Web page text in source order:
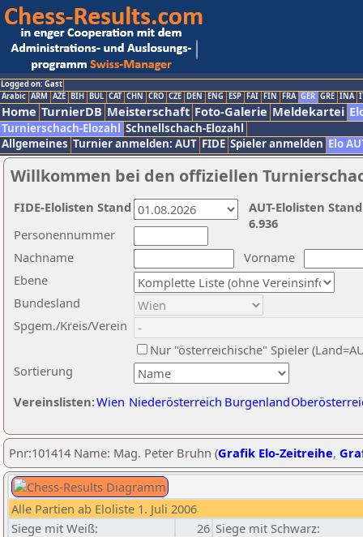
Logged on: Gast
Arabic ARM AZE BIH BUL CAT CHN CRO CZE DEN ENG ESP FAI FIN FRA GER GRE INA
Home TurnierDB Meisterschaft Foto-Galerie Meldekartei
Turnierschach-Elozahl Schnellschach-Elozahl
Allgemeines Turnier anmelden: AUT FIDE Spieler anmelden Elo
Willkommen bei den offiziellen
Nachname
Vorname
Ebene
Sortierung
Personennummer
Bundesland
Spgem./Kreis/Verein
Nur "österreichische" Spieler
Vereinslisten:Wien Niederösterreich Burgenland
AUT-Elolisten
6.936
FIDE-Elolisten Stand
Pnr:101414 Name: Mag. Peter Bruhn (Grafik Elo-Zeitreihe,
Alle Partien ab Eloliste 1. Juli 2006
Siege mit Weiß:
26 Siege mit Schwarz: